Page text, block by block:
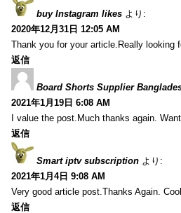
buy Instagram likes より:
2020年12月31日 12:05 AM
Thank you for your article.Really looking
返信
Board Shorts Supplier
2021年1月19日 6:08 AM
I value the post.Much thanks again. Want
返信
Smart iptv subscription より:
2021年1月4日 9:08 AM
Very good article post.Thanks Again. Cool.
返信